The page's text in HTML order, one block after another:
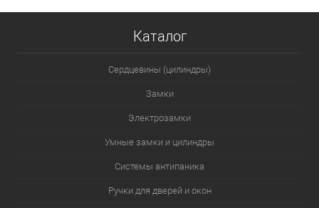
Каталог
Сердцевины (цилиндры)
Замки
Электрозамки
Умные замки и цилиндры
Системы антипаника
Ручки для дверей и окон